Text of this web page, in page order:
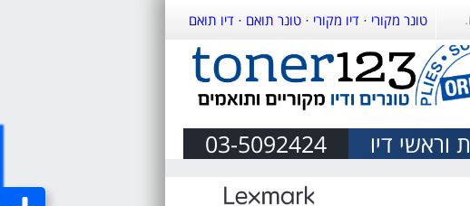
טונר מקורי · דיו מקורי · טונר תואם · דיו תואם
03-5092424 וראשי דיו